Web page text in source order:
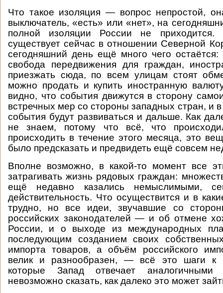
Что такое изоляция — вопрос непростой,
выключатель, «есть» или «нет», на
полной изоляции России не приходится.
существует сейчас в отношении Северной
сегодняшний день ещё много чего
свобода передвижения для граждан,
приезжать сюда, по всем улицам стоят
можно продать и купить иностранную
видно, что события движутся в сторону
встречных мер со стороны западных стран, и
события будут развиваться и дальше. Как
не знаем, потому что всё, что
происходить в течение этого месяца, это
было предсказать и предвидеть ещё совсем
Вполне возможно, в какой-то момент все
затрагивать жизнь рядовых граждан:
ещё недавно казались немыслимыми,
действительность. Что осуществится и в
трудно, но все идеи, звучавшие со
российских законодателей — и об отмене
России, и о выходе из международных
последующим созданием своих
импорта товаров, а объём российского
велик и разнообразен, — всё это шаги к
которые Запад отвечает
невозможно сказать, как далеко это может